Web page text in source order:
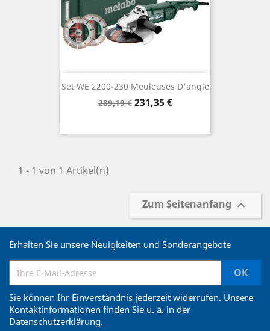
Set WE 2200-230 Meuleuses D'angle
Verkaufspreis
289,19 € Preis
231,35 €
1 - 1 von 1 Artikel(n)
Zum Seitenanfang 
Erhalten Sie unsere Neuigkeiten und Sonderangebote
Sie können Ihr Einverständnis jederzeit widerrufen. Unsere
Kontaktinformationen finden Sie u. a. in der
Datenschutzerklärung.